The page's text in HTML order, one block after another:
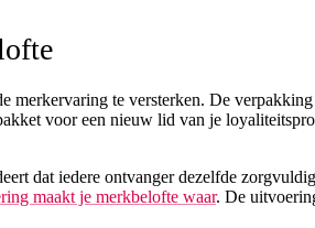
merkervaring te versterken. De
voor een nieuw lid van je
dat iedere ontvanger dezelfde
maakt je merkbelofte waar. De